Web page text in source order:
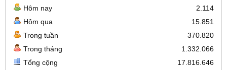
Hôm nay
2.114
Hôm qua
15.851
Trong tuần
370.820
Trong tháng
1.332.066
Tổng cộng
17.816.646